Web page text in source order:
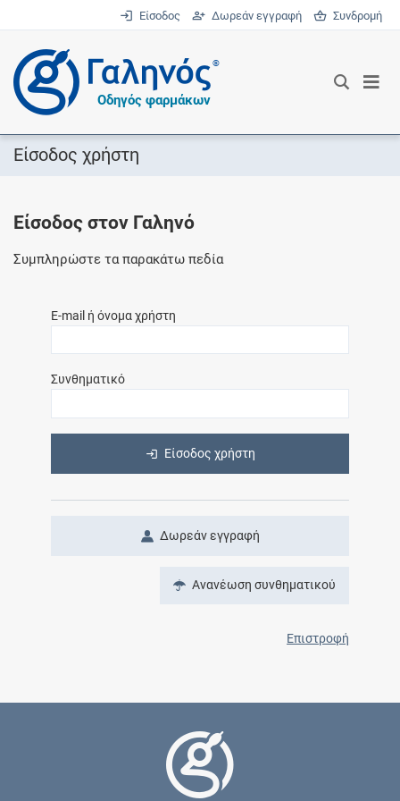
Είσοδος Δωρεάν εγγραφή Συνδρομή
®
Οδηγός φαρμάκων
Είσοδος χρήστη
Είσοδος στον Γαληνό
Συμπληρώστε τα παρακάτω πεδία
E-mail ή όνομα χρήστη
Συνθηματικό
Είσοδος χρήστη
Δωρεάν εγγραφή
Ανανέωση συνθηματικού
Επιστροφή